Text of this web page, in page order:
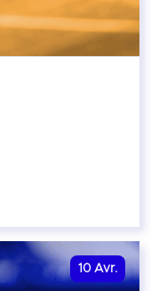
10 Avr.